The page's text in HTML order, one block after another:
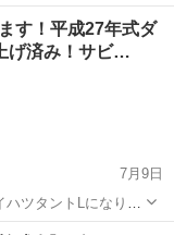
側パワースライドド
す！平成27年式ダ
げ済み！サビ…
7月9日
ハツタントLになりま